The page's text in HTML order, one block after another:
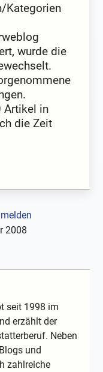
Kategorien
wurde die
Artikel in
die Zeit
2008
seit 1998 im
erzählt der
Neben
und
zahlreiche